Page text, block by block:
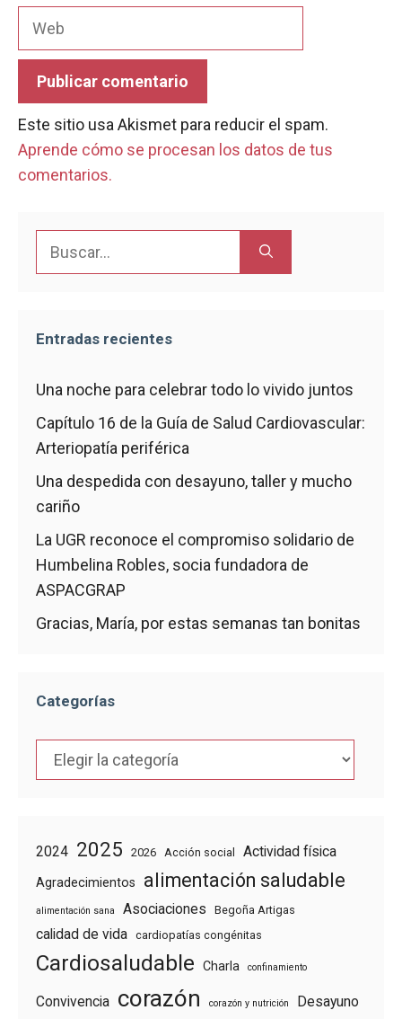
Este sitio usa Akismet para reducir el spam.
Aprende cómo se procesan los datos de tus
comentarios.
Entradas recientes
Una noche para celebrar todo lo vivido juntos
Capítulo 16 de la Guía de Salud Cardiovascular:
Arteriopatía periférica
Una despedida con desayuno, taller y mucho
cariño
La UGR reconoce el compromiso solidario de
Humbelina Robles, socia fundadora de
ASPACGRAP
Gracias, María, por estas semanas tan bonitas
Categorías
Categorías
2024 2025 2026 Acción social Actividad física
Agradecimientos alimentación saludable
alimentación sana Asociaciones Begoña Artigas
calidad de vida cardiopatías congénitas
Cardiosaludable Charla confinamiento
Convivencia corazón corazón y nutrición Desayuno